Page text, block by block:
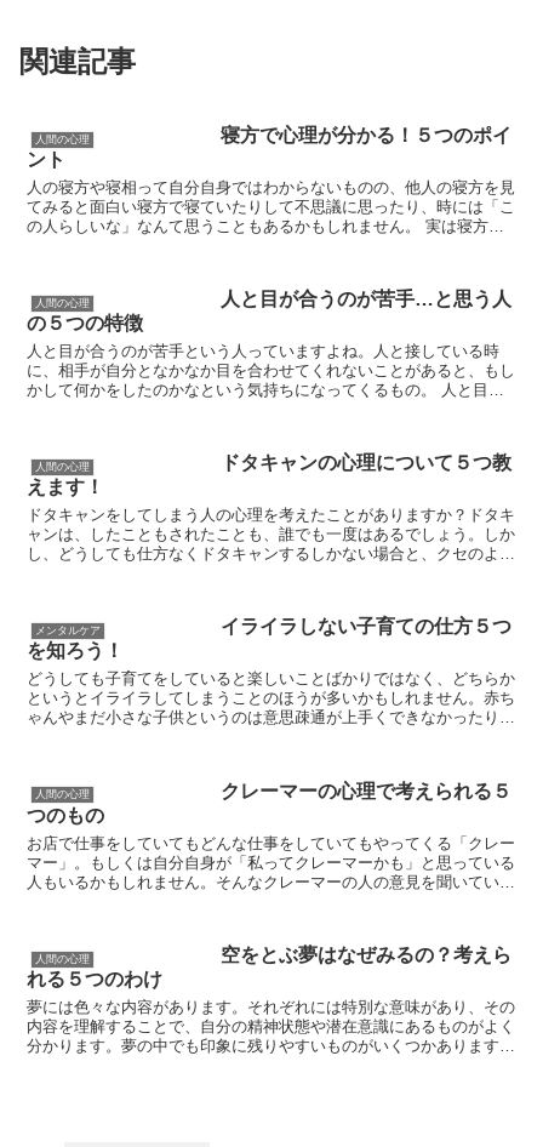
関連記事
人間の心理
寝方で心理が分かる！５つのポイ
ント
人の寝方や寝相って自分自身ではわからないものの、他人の寝方を見
てみると面白い寝方で寝ていたりして不思議に思ったり、時には「こ
の人らしいな」なんて思うこともあるかもしれません。 実は寝方と
人間の心理
人と目が合うのが苦手…と思う人
の５つの特徴
人と目が合うのが苦手という人っていますよね。人と接している時
に、相手が自分となかなか目を合わせてくれないことがあると、もし
かして何かをしたのかなという気持ちになってくるもの。 人と目が
人間の心理
ドタキャンの心理について５つ教
えます！
ドタキャンをしてしまう人の心理を考えたことがありますか？ドタキ
ャンは、したこともされたことも、誰でも一度はあるでしょう。しか
し、どうしても仕方なくドタキャンするしかない場合と、クセのよう
メンタルケア
イライラしない子育ての仕方５つ
を知ろう！
どうしても子育てをしていると楽しいことばかりではなく、どちらか
というとイライラしてしまうことのほうが多いかもしれません。赤ち
ゃんやまだ小さな子供というのは意思疎通が上手くできなかったり、
人間の心理
クレーマーの心理で考えられる５
つのもの
お店で仕事をしていてもどんな仕事をしていてもやってくる「クレー
マー」。もしくは自分自身が「私ってクレーマーかも」と思っている
人もいるかもしれません。そんなクレーマーの人の意見を聞いている
人間の心理
空をとぶ夢はなぜみるの？考えら
れる５つのわけ
夢には色々な内容があります。それぞれには特別な意味があり、その
内容を理解することで、自分の精神状態や潜在意識にあるものがよく
分かります。夢の中でも印象に残りやすいものがいくつかあります